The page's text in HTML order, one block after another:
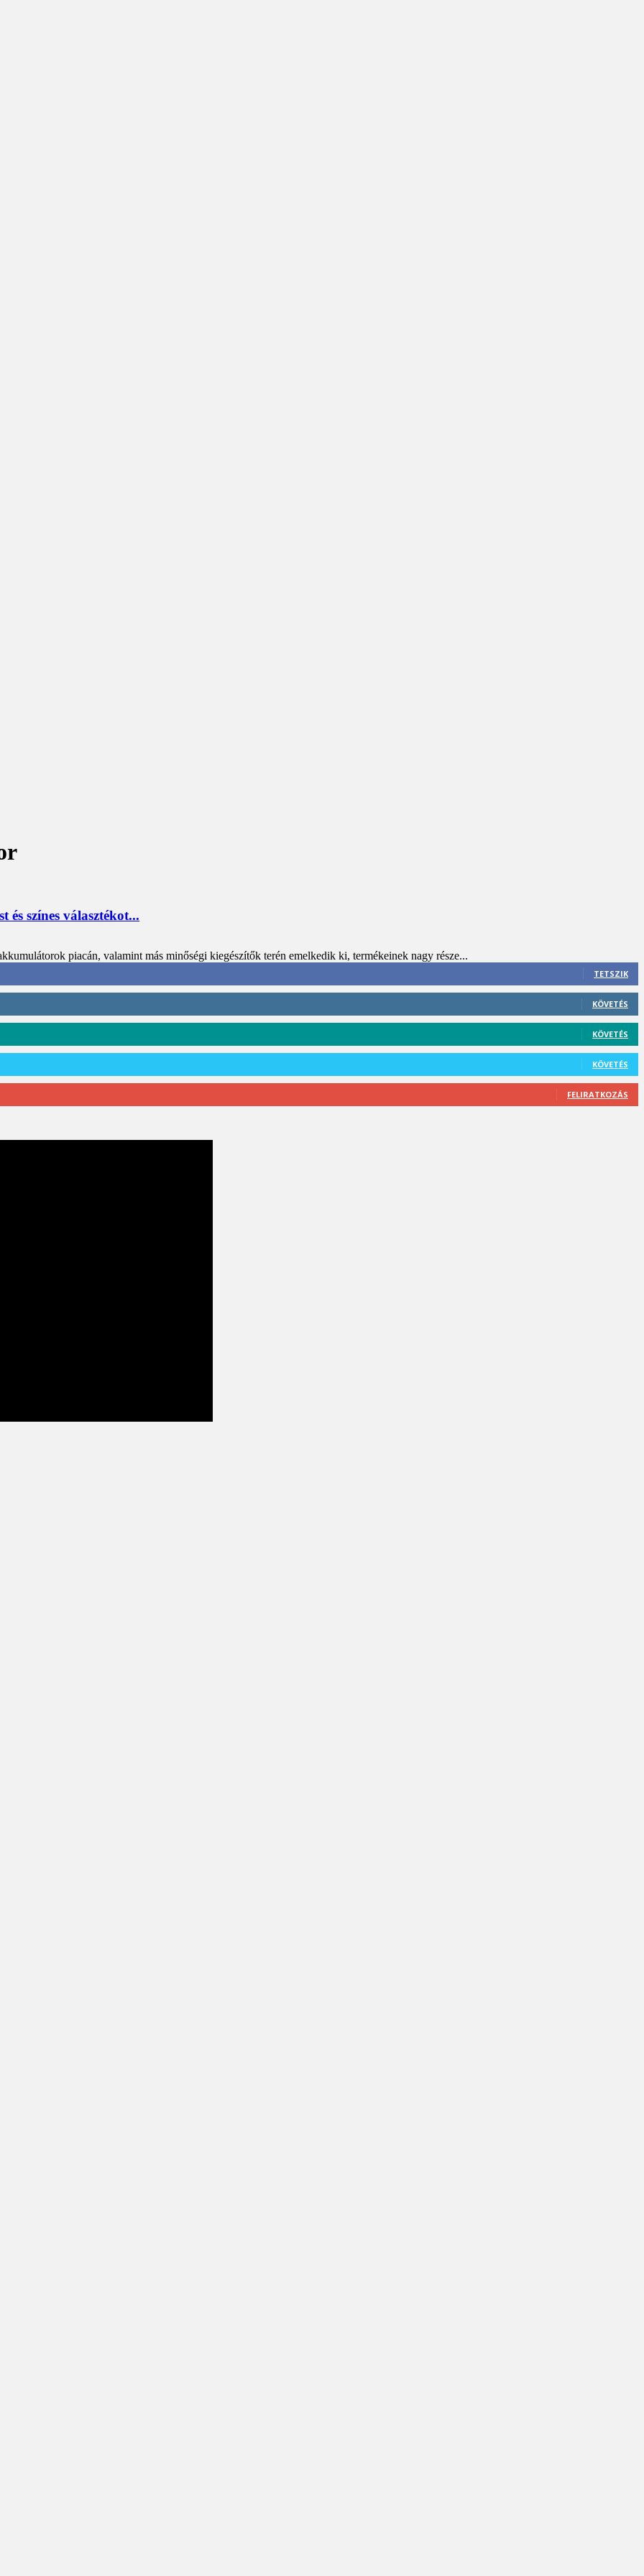
színes választékot...
piacán, valamint más minőségi kiegészítők terén emelkedik ki, termékeinek nagy része...
TETSZIK
KÖVETÉS
KÖVETÉS
KÖVETÉS
FELIRATKOZÁS